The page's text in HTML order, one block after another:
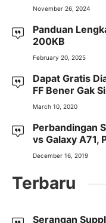
November 26, 2024
Panduan
200KB
February 20, 2025
Dapat Gratis
FF Bener Gak
March 10, 2020
Perbandingan
vs Galaxy A71,
December 16, 2019
Terbaru
Serangan